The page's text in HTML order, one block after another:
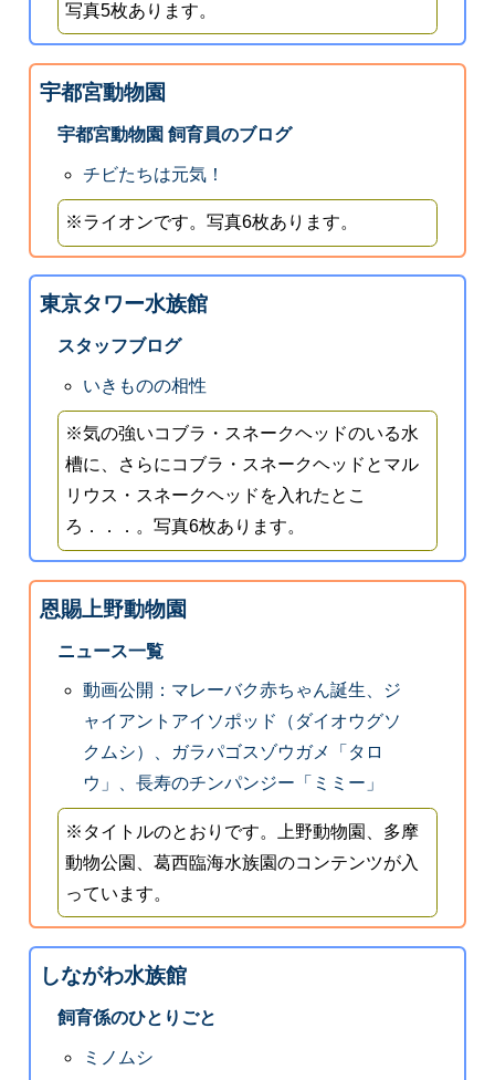
写真5枚あります。
宇都宮動物園
宇都宮動物園 飼育員のブログ
チビたちは元気！
※ライオンです。写真6枚あります。
東京タワー水族館
スタッフブログ
いきものの相性
※気の強いコブラ・スネークヘッドのいる水
槽に、さらにコブラ・スネークヘッドとマル
リウス・スネークヘッドを入れたとこ
ろ．．．。写真6枚あります。
恩賜上野動物園
ニュース一覧
動画公開：マレーバク赤ちゃん誕生、ジ
ャイアントアイソポッド（ダイオウグソ
クムシ）、ガラパゴスゾウガメ「タロ
ウ」、長寿のチンパンジー「ミミー」
※タイトルのとおりです。上野動物園、多摩
動物公園、葛西臨海水族園のコンテンツが入
っています。
しながわ水族館
飼育係のひとりごと
ミノムシ